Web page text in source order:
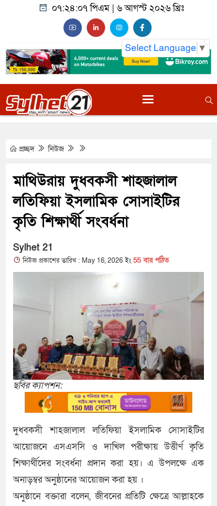
০৭:২৪:০৮ পিএম |৬ আগস্ট ২০২৬ খ্রিঃ
Select Language ▼
প্রচ্ছদ নিউজ
মাথিউরায় দুধবকসী শাহজালাল
লতিফিয়া ইসলামিক সোসাইটির
কৃতি শিক্ষার্থী সংবর্ধনা
Sylhet 21
নিউজ প্রকাশের তারিখ : May 16, 2026 ইং 55 বার পঠিত
ছবির ক্যাপশন:
দুধবকসী শাহজালাল লতিফিয়া ইসলামিক সোসাইটির
আয়োজনে এসএসসি ও দাখিল পরীক্ষায় উত্তীর্ণ কৃতি
শিক্ষার্থীদের সংবর্ধনা প্রদান করা হয়। এ উপলক্ষে এক
অনাড়ম্বর অনুষ্ঠানের আয়োজন করা হয় ।
অনুষ্ঠানে বক্তারা বলেন, জীবনের প্রতিটি ক্ষেত্রে আল্লাহকে